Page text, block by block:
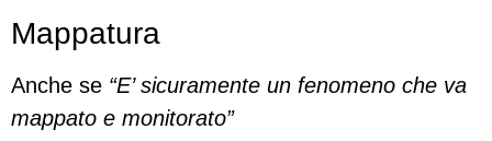
Mappatura
Anche se “E’ sicuramente un fenomeno che va
mappato e monitorato”